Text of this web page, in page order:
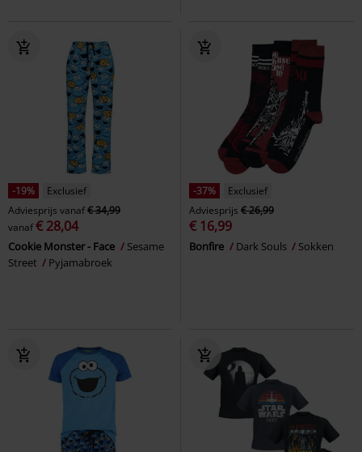
-19%
Exclusief
Adviesprijs vanaf€ 34,99
vanaf€ 28,04
Cookie Monster - Face
Sesame
Street
Pyjamabroek
-37%
Exclusief
Adviesprijs € 26,99
€ 16,99
Bonfire Dark Souls Sokken